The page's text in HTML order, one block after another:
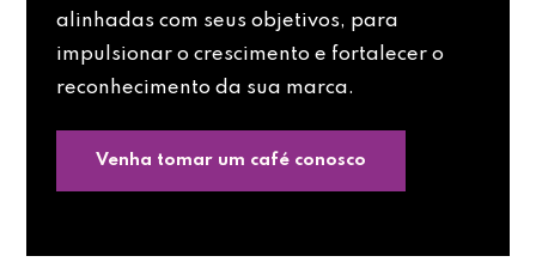
alinhadas com seus objetivos, para
impulsionar o crescimento e fortalecer o
reconhecimento da sua marca.
Venha tomar um café conosco